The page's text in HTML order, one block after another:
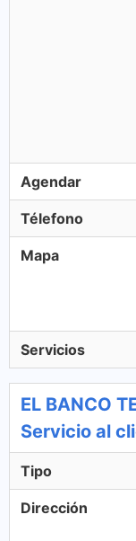
Agendar
Télefono
Mapa
Servicios
EL BANCO
Servicio al
Tipo
Dirección